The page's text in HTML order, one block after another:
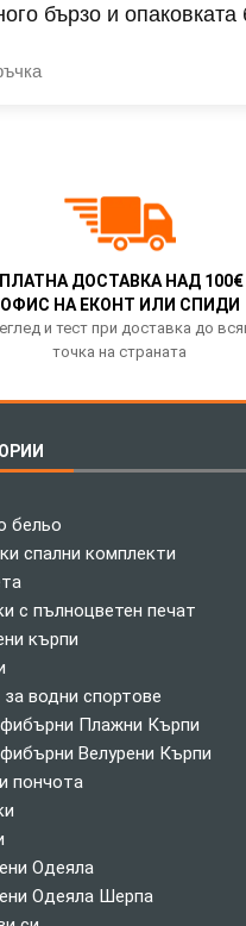
бързо и
ДОСТАВКА НАД
ОФИС НА ЕКОНТ ИЛИ СПИДИ
и тест при доставка до
точка на страната
бельо
спални комплекти
с пълноцветен печат
кърпи
водни спортове
Плажни Кърпи
Велурени Кърпи
пончота
Одеяла
Одеяла Шерпа